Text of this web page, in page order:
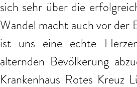
sich sehr über die
Wandel macht auch vor der
ist uns eine echte
alternden Bevölkerung